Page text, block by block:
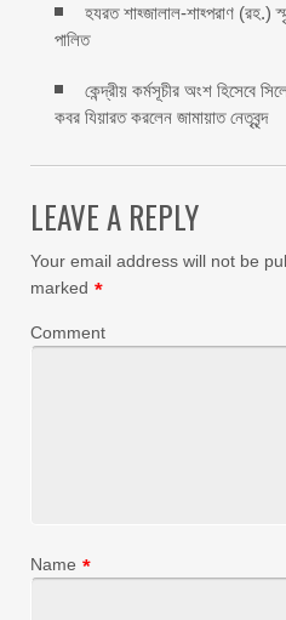
হযরত শাহ্জালাল-শাহ্পরাণ (রহ.)
পালিত ‎​
কেন্দ্রীয় কর্মসূচীর অংশ হিসেবে
কবর যিয়ারত করলেন জামায়াত নেতৃবৃন্দ ‎
LEAVE A REPLY
Your email address will not be
marked *
Comment
Name *